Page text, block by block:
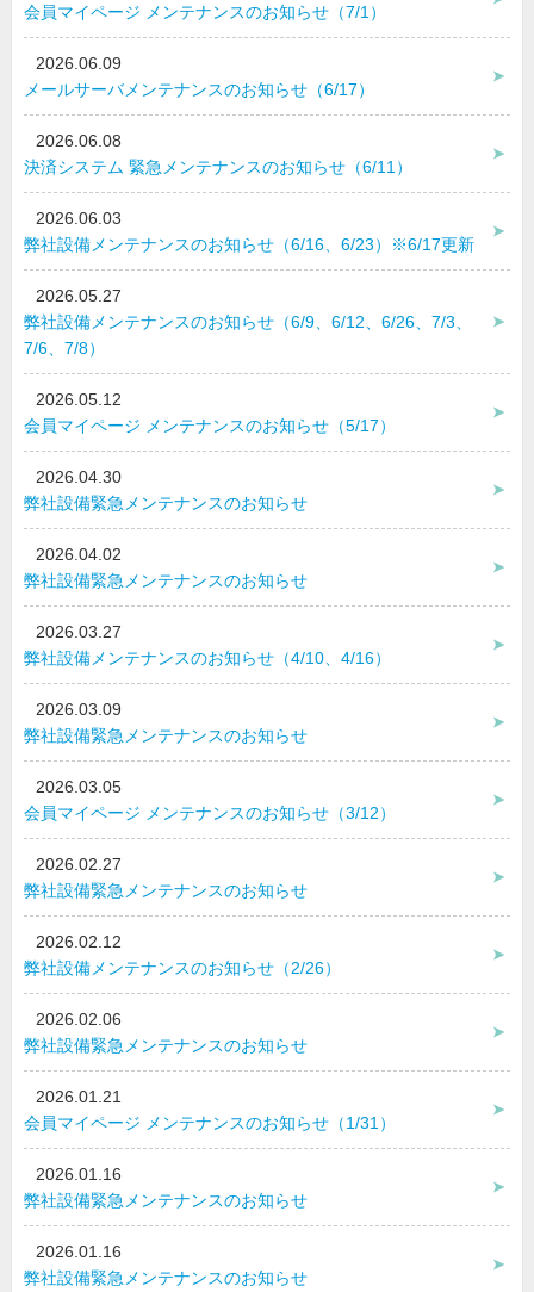
会員マイページ メンテナンスのお知らせ（7/1）
2026.06.09
メールサーバメンテナンスのお知らせ（6/17）
2026.06.08
決済システム 緊急メンテナンスのお知らせ（6/11）
2026.06.03
弊社設備メンテナンスのお知らせ（6/16、6/23）※6/17更新
2026.05.27
弊社設備メンテナンスのお知らせ（6/9、6/12、6/26、7/3、
7/6、7/8）
2026.05.12
会員マイページ メンテナンスのお知らせ（5/17）
2026.04.30
弊社設備緊急メンテナンスのお知らせ
2026.04.02
弊社設備緊急メンテナンスのお知らせ
2026.03.27
弊社設備メンテナンスのお知らせ（4/10、4/16）
2026.03.09
弊社設備緊急メンテナンスのお知らせ
2026.03.05
会員マイページ メンテナンスのお知らせ（3/12）
2026.02.27
弊社設備緊急メンテナンスのお知らせ
2026.02.12
弊社設備メンテナンスのお知らせ（2/26）
2026.02.06
弊社設備緊急メンテナンスのお知らせ
2026.01.21
会員マイページ メンテナンスのお知らせ（1/31）
2026.01.16
弊社設備緊急メンテナンスのお知らせ
2026.01.16
弊社設備緊急メンテナンスのお知らせ